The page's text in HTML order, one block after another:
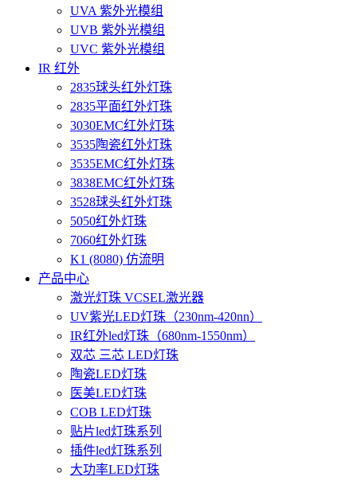
UVA 紫外光模组
UVB 紫外光模组
UVC 紫外光模组
IR 红外
2835球头红外灯珠
2835平面红外灯珠
3030EMC红外灯珠
3535陶瓷红外灯珠
3535EMC红外灯珠
3838EMC红外灯珠
3528球头红外灯珠
5050红外灯珠
7060红外灯珠
K1 (8080) 仿流明
产品中心
激光灯珠 VCSEL激光器
UV紫光LED灯珠（230nm-420nn）
IR红外led灯珠（680nm-1550nm）
双芯 三芯 LED灯珠
陶瓷LED灯珠
医美LED灯珠
COB LED灯珠
贴片led灯珠系列
插件led灯珠系列
大功率LED灯珠